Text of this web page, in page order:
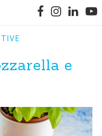
e